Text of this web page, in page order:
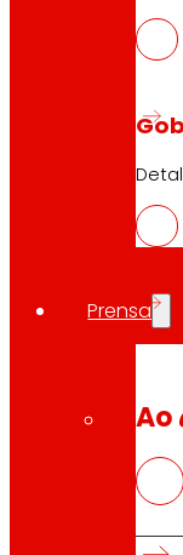
Prensa
Ao
Tarxeta
Atención ao
Formulario
Retiradas
Seguridade e